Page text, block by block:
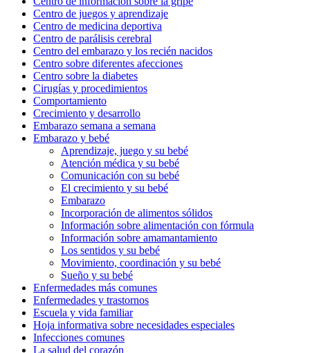
Centro de juegos y aprendizaje
Centro de medicina deportiva
Centro de parálisis cerebral
Centro del embarazo y los recién nacidos
Centro sobre diferentes afecciones
Centro sobre la diabetes
Cirugías y procedimientos
Comportamiento
Crecimiento y desarrollo
Embarazo semana a semana
Embarazo y bebé
Aprendizaje, juego y su bebé
Atención médica y su bebé
Comunicación con su bebé
El crecimiento y su bebé
Embarazo
Incorporación de alimentos sólidos
Información sobre alimentación con fórmula
Información sobre amamantamiento
Los sentidos y su bebé
Movimiento, coordinación y su bebé
Sueño y su bebé
Enfermedades más comunes
Enfermedades y trastornos
Escuela y vida familiar
Hoja informativa sobre necesidades especiales
Infecciones comunes
La salud del corazón